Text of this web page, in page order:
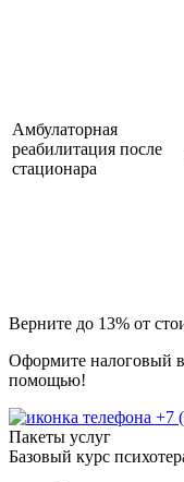
Амбулаторная
реабилитация после
стационара
Верните до 13% от
Оформите налоговый
помощью!
+7
Пакеты услуг
Базовый курс